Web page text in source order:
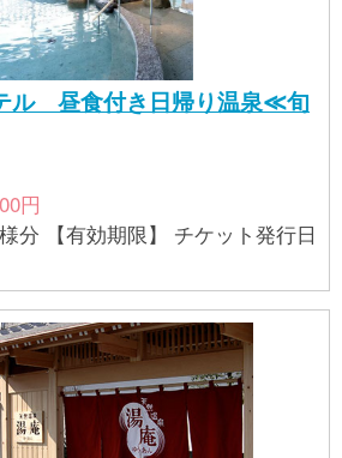
ル 昼食付き日帰り温泉≪旬
円
発行日